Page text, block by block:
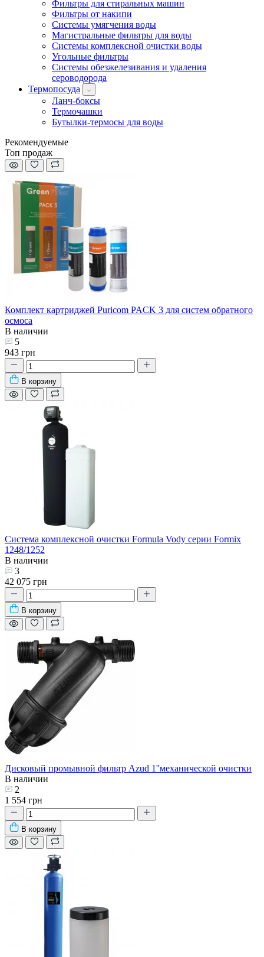
Фильтры для стиральных машин
Фильтры от накипи
Системы умягчения воды
Магистральные фильтры для воды
Системы комплексной очистки воды
Угольные фильтры
Системы обезжелезивания и удаления
сероводорода
Термопосуда
Ланч-боксы
Термочашки
Бутылки-термосы для воды
Рекомендуемые
Топ продаж
Комплект картриджей Puricom PACK 3 для систем обратного
осмоса
В наличии
5
943 грн
В корзину
Система комплексной очистки Formula Vody серии Formix
1248/1252
В наличии
3
42 075 грн
В корзину
Дисковый промывной фильтр Azud 1''механической очистки
В наличии
2
1 554 грн
В корзину